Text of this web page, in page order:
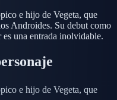
e hijo de Vegeta, que
Androides. Su debut como
una entrada inolvidable.
e hijo de Vegeta, que